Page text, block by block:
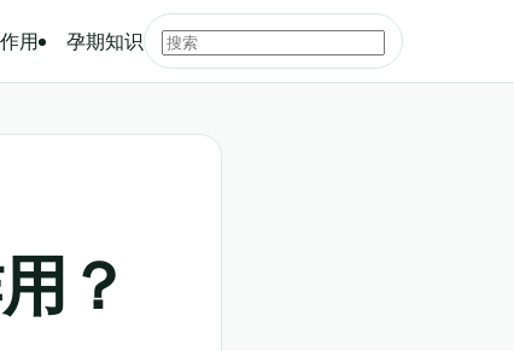
用 孕期知识
？